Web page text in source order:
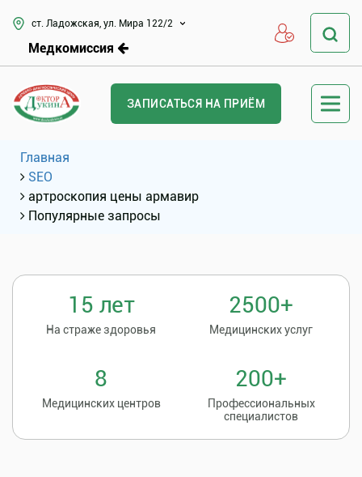
ст. Ладожская, ул. Мира 122/2
Медкомиссия
ЗАПИСАТЬСЯ НА ПРИЁМ
Главная
SEO
артроскопия цены армавир
Популярные запросы
15 лет
На страже здоровья
2500+
Медицинских услуг
8
Медицинских центров
200+
Профессиональных
специалистов